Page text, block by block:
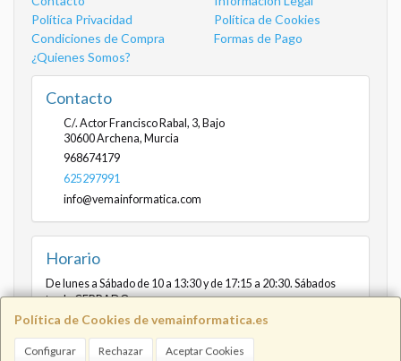
Política de Cookies de vemainformatica.es
Configurar Rechazar Aceptar Cookies
Política Privacidad
Política de Cookies
Condiciones de Compra
Formas de Pago
¿Quienes Somos?
Contacto
C/. Actor Francisco Rabal, 3, Bajo
30600Archena, Murcia
968674179
625297991
info@vemainformatica.com
Horario
De lunes a Sábado de 10 a 13:30 y de 17:15 a 20:30. Sábados
tarde CERRADO